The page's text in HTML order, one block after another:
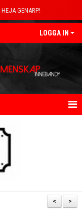
GENARP!
LOGGA IN
>
<